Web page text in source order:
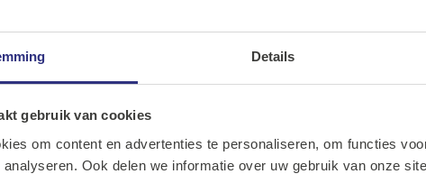
Details
gebruik van cookies
om content en advertenties te personaliseren, om functies
Ook delen we informatie over uw gebruik van onze
Onze diensten
Slijpers &